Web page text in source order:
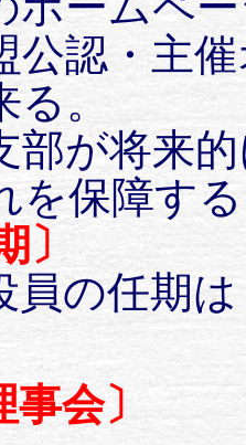
公認・主
。
が将来
を保障す
〕
の任期
会〕